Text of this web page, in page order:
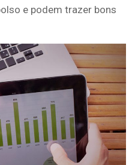
e podem trazer bons